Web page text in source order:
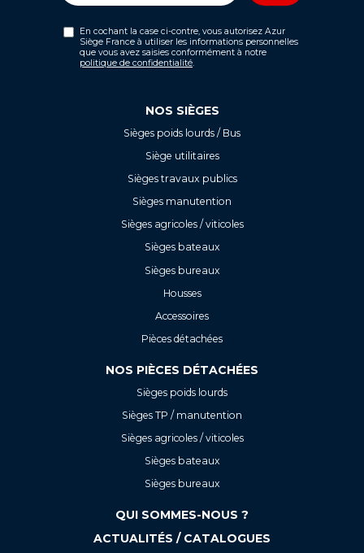
En cochant la case ci-contre, vous autorisez Azur
Siège France à utiliser les informations personnelles
que vous avez saisies conformément à notre
politique de confidentialité.
NOS SIÈGES
Sièges poids lourds / Bus
Siège utilitaires
Sièges travaux publics
Sièges manutention
Sièges agricoles / viticoles
Sièges bateaux
Sièges bureaux
Housses
Accessoires
Pièces détachées
NOS PIÈCES DÉTACHÉES
Sièges poids lourds
Sièges TP / manutention
Sièges agricoles / viticoles
Sièges bateaux
Sièges bureaux
QUI SOMMES-NOUS ?
ACTUALITÉS / CATALOGUES